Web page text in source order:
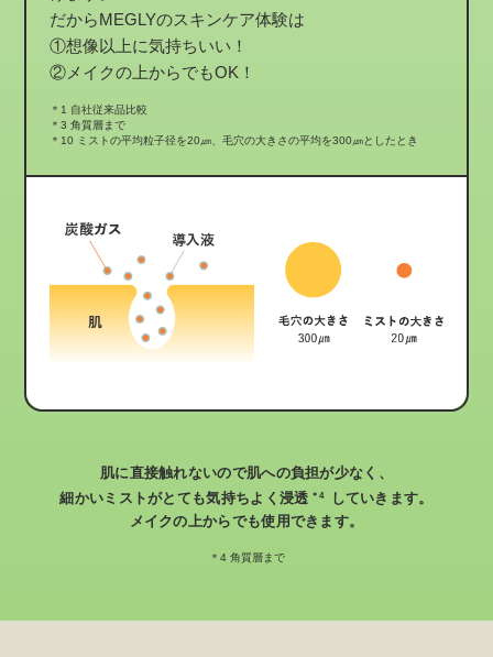
だからMEGLYのスキンケア体験は
①想像以上に気持ちいい！
②メイクの上からでもOK！
＊1 自社従来品比較
＊3 角質層まで
＊10 ミストの平均粒子径を20㎛、毛穴の大きさの平均を300㎛としたとき
肌に直接触れないので肌への負担が少なく、
細かいミストがとても気持ちよく浸透 ＊4
していきます。
メイクの上からでも使用できます。
＊4 角質層まで